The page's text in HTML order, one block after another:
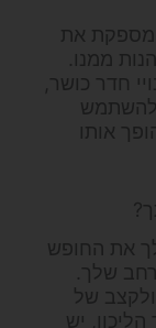
מספקת את
ממנו.
חדר כושר,
להשתמש
אותו
את החופש
שלך.
של
יש